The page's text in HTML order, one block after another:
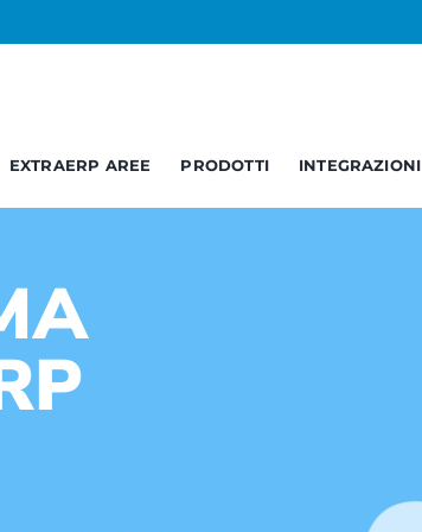
EXTRAERP AREE
Documentale
PRODOTTI INTEGRAZIONI